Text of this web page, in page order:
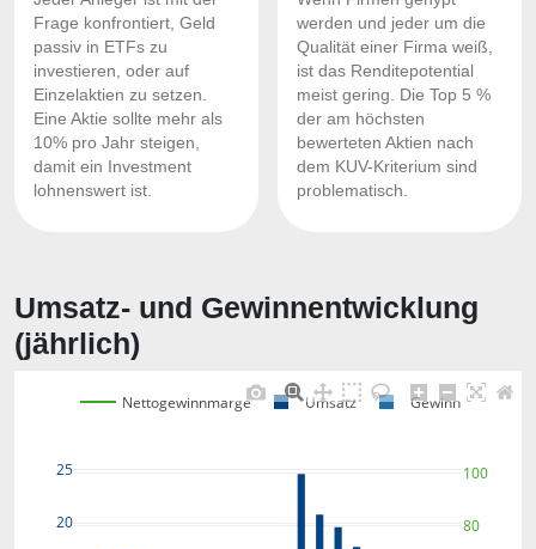
Frage konfrontiert, Geld
passiv in ETFs zu
investieren, oder auf
Einzelaktien zu setzen.
Eine Aktie sollte mehr als
10% pro Jahr steigen,
damit ein Investment
lohnenswert ist.
werden und jeder um die
Qualität einer Firma weiß,
ist das Renditepotential
meist gering. Die Top 5 %
der am höchsten
bewerteten Aktien nach
dem KUV-Kriterium sind
problematisch.
Umsatz- und Gewinnentwicklung
(jährlich)
20
25
80
100
Nettogewinnmarge Umsatz Gewinn